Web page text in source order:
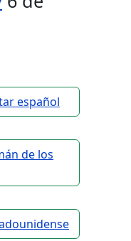
español
de los